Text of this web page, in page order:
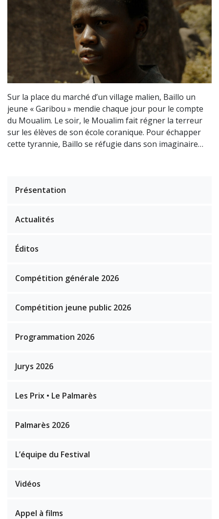
Sur la place du marché d’un village malien, Baillo un
jeune « Garibou » mendie chaque jour pour le compte
du Moualim. Le soir, le Moualim fait régner la terreur
sur les élèves de son école coranique. Pour échapper
cette tyrannie, Baillo se réfugie dans son imaginaire…
Présentation
Actualités
Éditos
Compétition générale 2026
Compétition jeune public 2026
Programmation 2026
Jurys 2026
Les Prix • Le Palmarès
Palmarès 2026
L’équipe du Festival
Vidéos
Appel à films